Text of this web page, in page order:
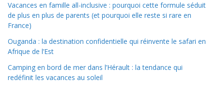
n
s
e
a
Vacances en famille all-inclusive : pourquoi cette formule séduit
de plus en plus de parents (et pourquoi elle reste si rare en
France)
Ouganda : la destination confidentielle qui réinvente le safari en
Afrique de l’Est
Camping en bord de mer dans l’Hérault : la tendance qui
redéfinit les vacances au soleil